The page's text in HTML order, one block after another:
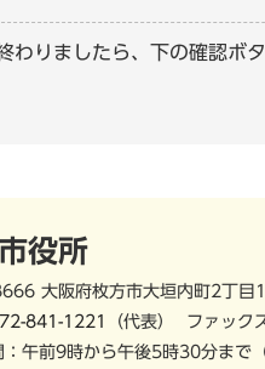
わりましたら、下の確認ボ
役所
大阪府枚方市大垣内町2丁目
841-1221 （代表） ファック
：午前9時から午後5時30分まで